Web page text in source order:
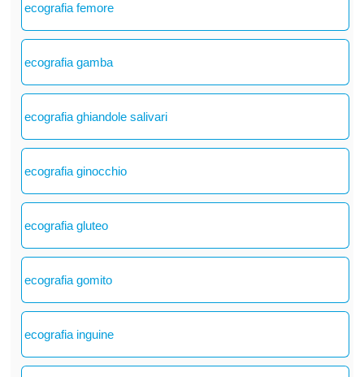
ecografia femore
ecografia gamba
ecografia ghiandole salivari
ecografia ginocchio
ecografia gluteo
ecografia gomito
ecografia inguine